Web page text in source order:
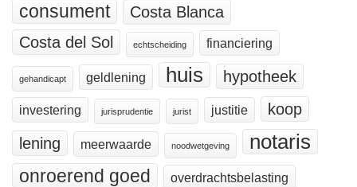
consument
Costa Blanca
Costa del Sol
echtscheiding financiering
gehandicapt geldlening huis hypotheek
investering jurisprudentie jurist justitie
koop
lening
meerwaarde noodwetgeving notaris
onroerend goed overdrachtsbelasting